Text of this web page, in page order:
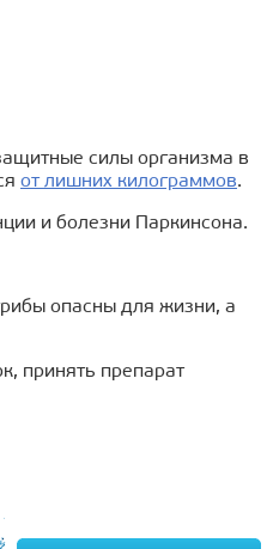
силы организма в
от лишних килограммов.
и болезни Паркинсона.
опасны для жизни, а
принять препарат